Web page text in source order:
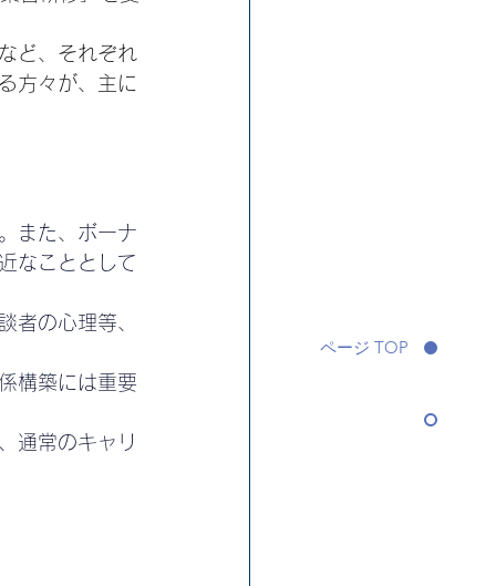
ページ TOP
ど、それぞれ
方々が、主に
また、ボーナ
なこととして
者の心理等、
構築には重要
通常のキャリ